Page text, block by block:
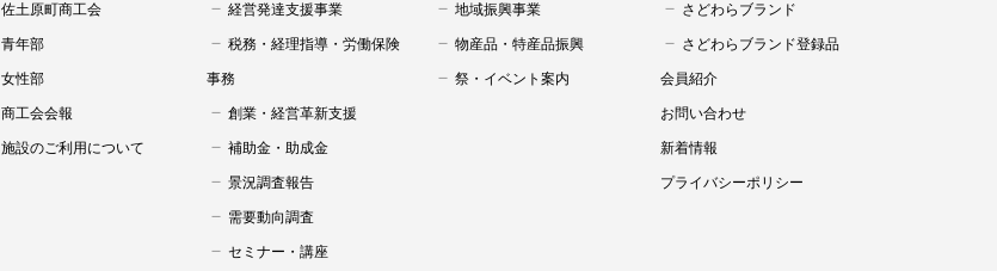
佐土原町商工会
青年部
女性部
商工会会報
施設のご利用について
経営発達支援事業
税務・経理指導・労働保険
事務
創業・経営革新支援
補助金・助成金
景況調査報告
需要動向調査
セミナー・講座
地域振興事業
物産品・特産品振興
祭・イベント案内
さどわらブランド
さどわらブランド登録品
会員紹介
お問い合わせ
新着情報
プライバシーポリシー